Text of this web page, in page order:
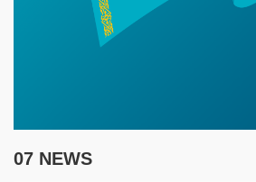
07 NEWS